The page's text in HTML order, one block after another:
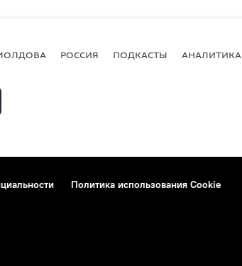
РОССИЯ ПОДКАСТЫ АНАЛИТИКА
Политика использования Cookie